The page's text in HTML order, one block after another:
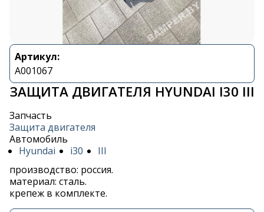
Артикул:
A001067
ЗАЩИТА ДВИГАТЕЛЯ HYUNDAI I30 III
Запчасть
Защита двигателя
Автомобиль
Hyundai
i30
III
производство: россия.
материал: сталь.
крепеж в комплекте.